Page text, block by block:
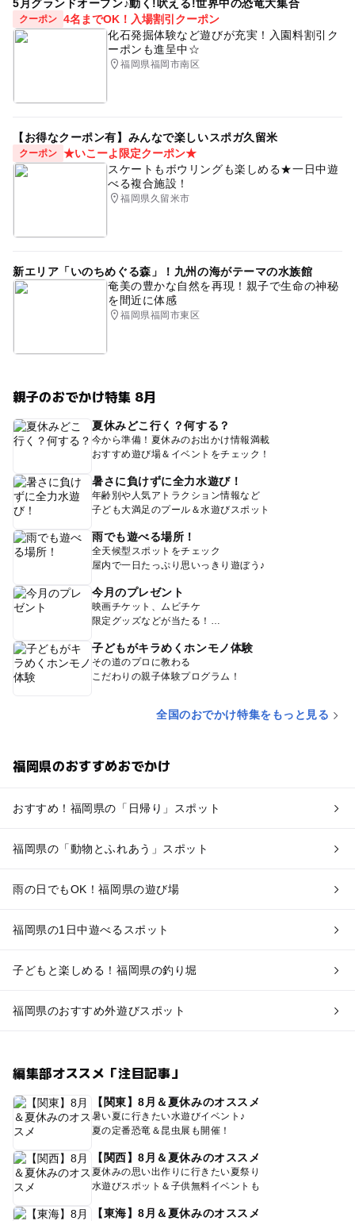
5月グランドオープン♪動く!吠える!世界中の恐竜大集合
クーポン 4名までOK！入場割引クーポン
化石発掘体験など遊びが充実！入園料割引ク
ーポンも進呈中☆
福岡県福岡市南区
【お得なクーポン有】みんなで楽しいスポガ久留米
クーポン ★いこーよ限定クーポン★
スケートもボウリングも楽しめる★一日中遊
べる複合施設！
福岡県久留米市
新エリア「いのちめぐる森」！九州の海がテーマの水族館
奄美の豊かな自然を再現！親子で生命の神秘
を間近に体感
福岡県福岡市東区
親子のおでかけ特集 8月
夏休みどこ行く？何する？
今から準備！夏休みのお出かけ情報満載
おすすめ遊び場＆イベントをチェック！
暑さに負けずに全力水遊び！
年齢別や人気アトラクション情報など
子ども大満足のプール＆水遊びスポット
雨でも遊べる場所！
全天候型スポットをチェック
屋内で一日たっぷり思いっきり遊ぼう♪
今月のプレゼント
映画チケット、ムビチケ
限定グッズなどが当たる！
子どもがキラめくホンモノ体験
その道のプロに教わる
こだわりの親子体験プログラム！
全国のおでかけ特集をもっと見る
福岡県のおすすめおでかけ
おすすめ！福岡県の「日帰り」スポット
福岡県の「動物とふれあう」スポット
雨の日でもOK！福岡県の遊び場
福岡県の1日中遊べるスポット
子どもと楽しめる！福岡県の釣り堀
福岡県のおすすめ外遊びスポット
編集部オススメ「注目記事」
【関東】8月＆夏休みのオススメ
暑い夏に行きたい水遊びイベント♪
夏の定番恐竜＆昆虫展も開催！
【関西】8月＆夏休みのオススメ
夏休みの思い出作りに行きたい夏祭り
水遊びスポット＆子供無料イベントも
【東海】8月＆夏休みのオススメ